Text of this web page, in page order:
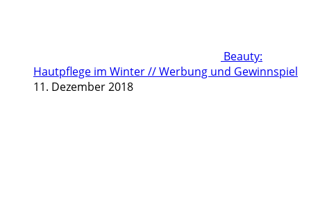
Beauty:
Hautpflege im Winter // Werbung und Gewinnspiel
11. Dezember 2018